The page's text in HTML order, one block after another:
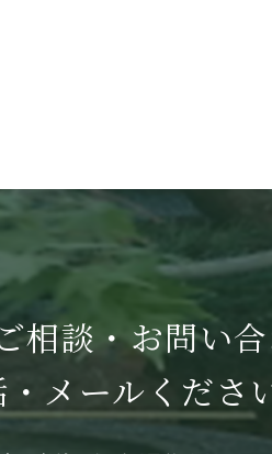
相談・お問い
メールくださ